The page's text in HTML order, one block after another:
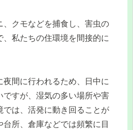
、クモなどを捕食し、害虫の
私たちの住環境を間接的に
間に行われるため、日中に
ですが、湿気の多い場所や害
では、活発に動き回ることが
所、倉庫などでは頻繁に目